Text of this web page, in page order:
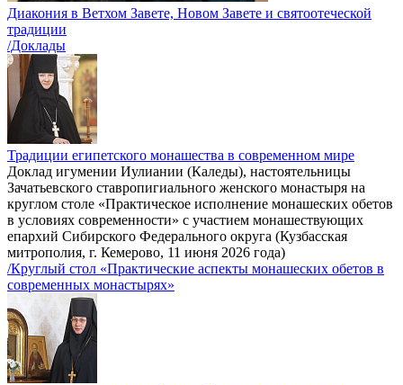
Диакония в Ветхом Завете, Новом Завете и святоотеческой
традиции
/Доклады
Традиции египетского монашества в современном мире
Доклад игумении Иулиании (Каледы), настоятельницы
Зачатьевского ставропигиального женского монастыря на
круглом столе «Практическое исполнение монашеских обетов
в условиях современности» с участием монашествующих
епархий Сибирского Федерального округа (Кузбасская
митрополия, г. Кемерово, 11 июня 2026 года)
/Круглый стол «Практические аспекты монашеских обетов в
современных монастырях»